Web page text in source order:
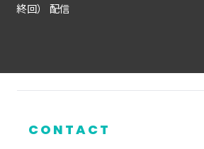
終回） 配信
CONTACT